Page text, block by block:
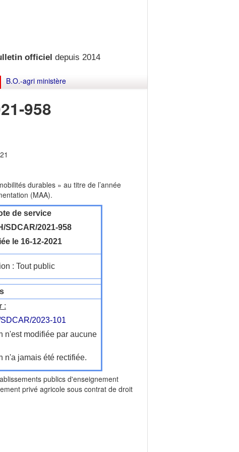
officiel depuis 2014
B.O.-agri ministère
958
durables » au titre de l’année
(MAA).
de service
SDCAR/2021-958
le 16-12-2021
: Tout public
:
2023-101
n'est modifiée par aucune
n'a jamais été rectifiée.
publics d'enseignement
privé agricole sous contrat de droit